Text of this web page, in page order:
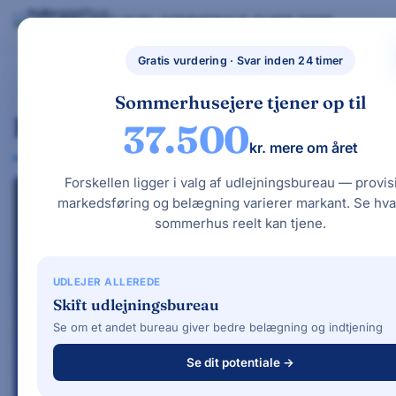
Gratis vurdering · Svar inden 24 timer
Sommerhusejere tjener op til
37.500kr. mere om året
Forskellen ligger i valg af udlejningsbureau —
markedsføring og belægning varierer markant. Se
sommerhus reelt kan tjene.
UDLEJER ALLEREDE
Skift udlejningsbureau
Se om et andet bureau giver bedre belægning og indtjening
Se dit potentiale →
Nybyggethus.
BYG NYT HUS & UDLEJ DIT SOMMERHUS – GUIDES, PRISER OG BEREGNERE".BYG NYT HUS SOMMERHUS GUIDE 2026
Lind & Risør
ARKITEKTTEGNEDE HUSE · ANMELDELSE 2026
arkitekttegnede drømmehuse i
særklasse
35+ år med individuelle arkitekttegnede
boliger i totalentreprise. Lind & Risør er det